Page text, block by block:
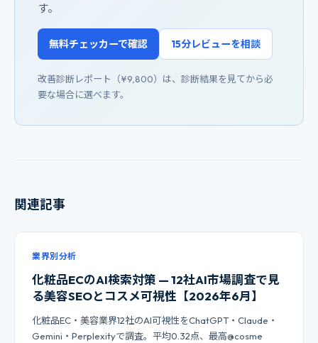
す。
無料チェッカーで確認 15分レビューを相談
改善診断レポート（¥9,800）は、診断結果を見てから必
要な場合に選べます。
関連記事
業界別分析
化粧品ECのAI検索対策 — 12社AI市場調査で見
る美容SEOとコスメ可視性【2026年6月】
化粧品EC・美容業界12社のAI可視性をChatGPT・Claude・
Gemini・Perplexityで調査。平均0.32点、最高@cosme